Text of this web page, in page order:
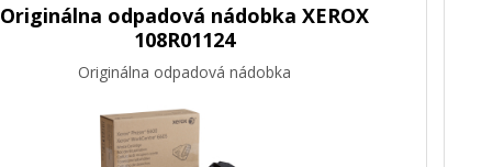
Originálna odpadová nádobka XEROX
108R01124
Originálna odpadová nádobka